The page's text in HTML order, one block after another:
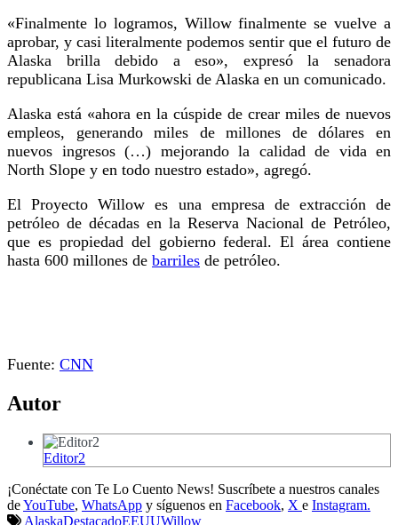
«Finalmente lo logramos, Willow finalmente se vuelve a
aprobar, y casi literalmente podemos sentir que el futuro de
Alaska brilla debido a eso», expresó la senadora
republicana Lisa Murkowski de Alaska en un comunicado.
Alaska está «ahora en la cúspide de crear miles de nuevos
empleos, generando miles de millones de dólares en
nuevos ingresos (…) mejorando la calidad de vida en
North Slope y en todo nuestro estado», agregó.
El Proyecto Willow es una empresa de extracción de
petróleo de décadas en la Reserva Nacional de Petróleo,
que es propiedad del gobierno federal. El área contiene
hasta 600 millones de barriles de petróleo.
Fuente: CNN
Autor
Editor2
¡Conéctate con Te Lo Cuento News! Suscríbete a nuestros canales
deYouTube, WhatsApp y síguenos en Facebook, X e Instagram.
AlaskaDestacadoEEUUWillow